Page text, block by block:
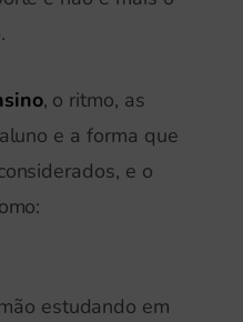
, o ritmo, as
e a forma que
e o
estudando em